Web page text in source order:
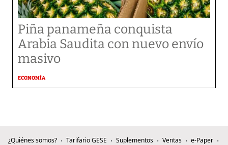
Piña panameña conquista
Arabia Saudita con nuevo envío
masivo
ECONOMÍA
¿Quiénes somos? Tarifario GESE Suplementos Ventas
e-Paper